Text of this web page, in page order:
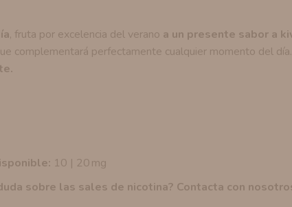
, fruta por excelencia del verano a un presente sabor a
complementará perfectamente cualquier momento del
10 | 20 mg
sobre las sales de nicotina? Contacta con